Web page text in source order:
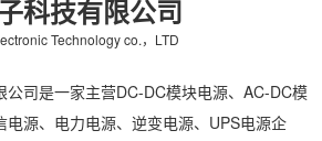
科技有限公司
Technology co.，LTD
公司是一家主营DC-DC模块电源、AC-DC模
源、电力电源、逆变电源、UPS电源企